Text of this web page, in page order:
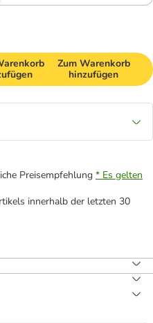
Zum Warenkorb
hinzufügen
Preisempfehlung * Es gelten
innerhalb der letzten 30